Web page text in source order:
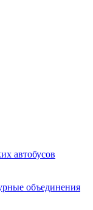
автобусов
объединения